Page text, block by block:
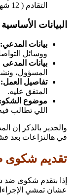
التقادم ( 12 شهر من تاريخ انتهاء العلاقة).
البيانات
بيانات المدعي:
ووسائل
بيانات المدعى
المسؤول،
تفاصيل العمل:
المتفق عليه.
موضوع
اللي تطالب
والجدير بالذكر إن
في هالنزاعات بعد
تقديم شكوى
إذا بتقدم شكوى ضد
عشان تمشي